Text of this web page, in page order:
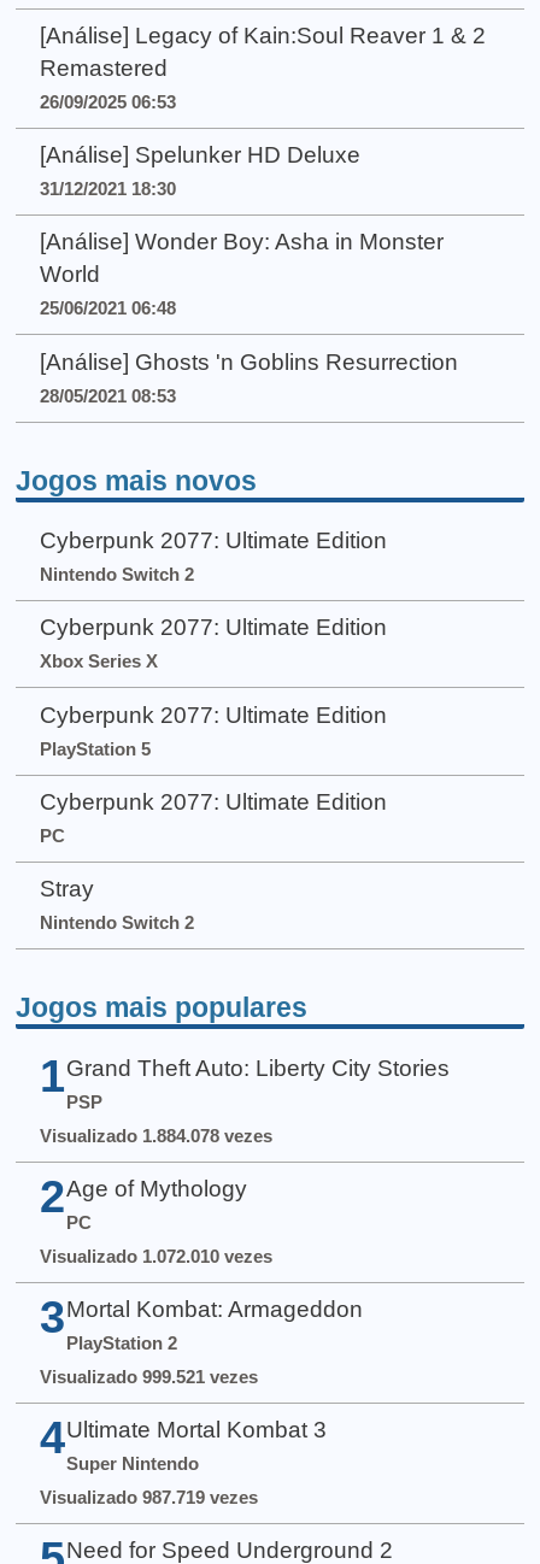
[Análise] Legacy of Kain:Soul Reaver 1 & 2
Remastered
26/09/2025 06:53
[Análise] Spelunker HD Deluxe
31/12/2021 18:30
[Análise] Wonder Boy: Asha in Monster
World
25/06/2021 06:48
[Análise] Ghosts 'n Goblins Resurrection
28/05/2021 08:53
Jogos mais novos
Cyberpunk 2077: Ultimate Edition
Nintendo Switch 2
Cyberpunk 2077: Ultimate Edition
Xbox Series X
Cyberpunk 2077: Ultimate Edition
PlayStation 5
Cyberpunk 2077: Ultimate Edition
PC
Stray
Nintendo Switch 2
Jogos mais populares
1 Grand Theft Auto: Liberty City Stories
PSP
Visualizado 1.884.078 vezes
2 Age of Mythology
PC
Visualizado 1.072.010 vezes
3 Mortal Kombat: Armageddon
PlayStation 2
Visualizado 999.521 vezes
4 Ultimate Mortal Kombat 3
Super Nintendo
Visualizado 987.719 vezes
Need for Speed Underground 2